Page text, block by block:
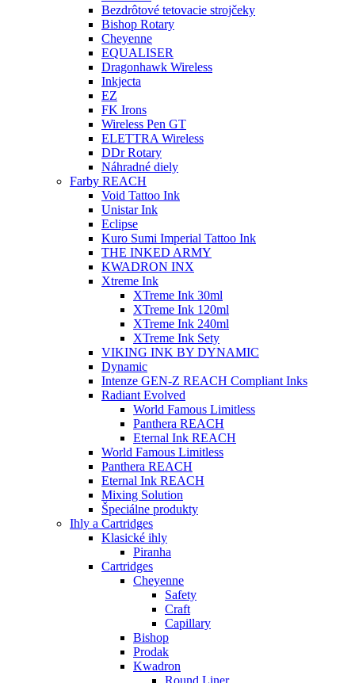
Bezdrôtové tetovacie strojčeky
Bishop Rotary
Cheyenne
EQUALISER
Dragonhawk Wireless
Inkjecta
EZ
FK Irons
Wireless Pen GT
ELETTRA Wireless
DDr Rotary
Náhradné diely
Farby REACH
Void Tattoo Ink
Unistar Ink
Eclipse
Kuro Sumi Imperial Tattoo Ink
THE INKED ARMY
KWADRON INX
Xtreme Ink
XTreme Ink 30ml
XTreme Ink 120ml
XTreme Ink 240ml
XTreme Ink Sety
VIKING INK BY DYNAMIC
Dynamic
Intenze GEN-Z REACH Compliant Inks
Radiant Evolved
World Famous Limitless
Panthera REACH
Eternal Ink REACH
World Famous Limitless
Panthera REACH
Eternal Ink REACH
Mixing Solution
Špeciálne produkty
Ihly a Cartridges
Klasické ihly
Piranha
Cartridges
Cheyenne
Safety
Craft
Capillary
Bishop
Prodak
Kwadron
Round Liner